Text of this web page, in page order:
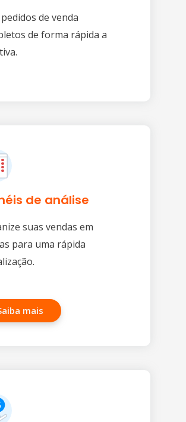
pedidos de venda
de forma rápida a
de análise
suas vendas em
para uma rápida
mais